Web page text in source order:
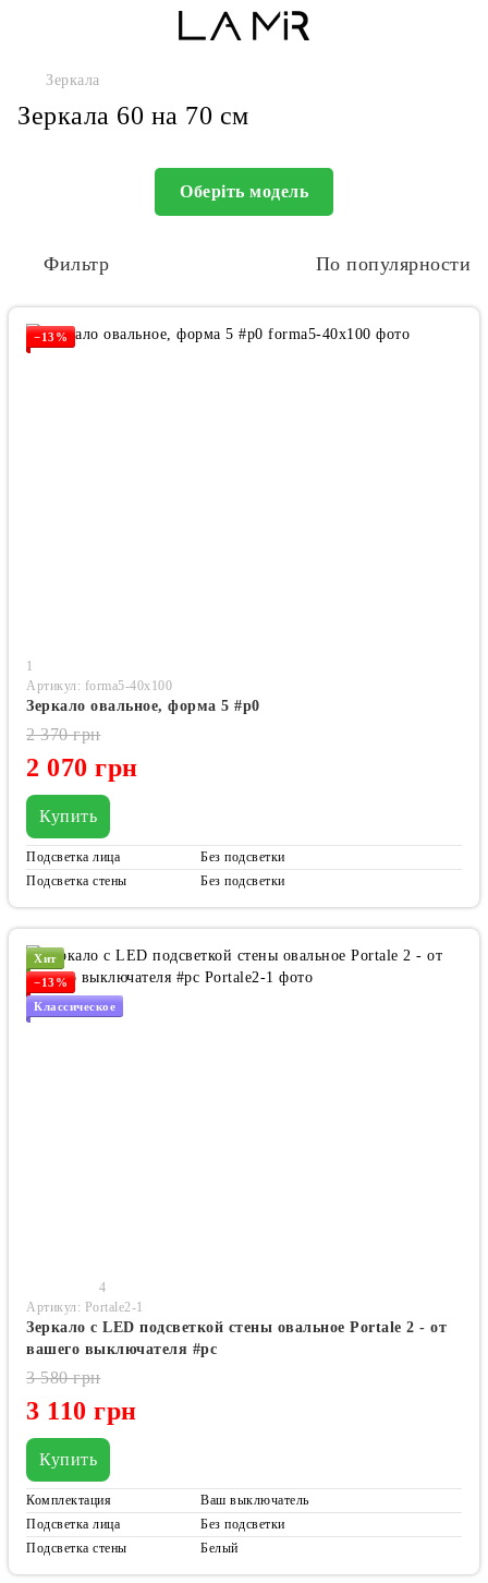
Зеркала
Зеркала 60 на 70 см
Оберіть модель
Фильтр По популярности
−13%
1
Артикул: forma5-40x100
Зеркало овальное, форма 5 #p0
2 070 грн
2 370 грн
Купить
Подсветка лица
Без подсветки
Подсветка стены
Без подсветки
Хит
−13%
Классическое
4
Артикул: Portale2-1
Зеркало с LED подсветкой стены овальное Portale 2 - от
вашего выключателя #pc
3 110 грн
3 580 грн
Купить
Комплектация
Ваш выключатель
Подсветка лица
Без подсветки
Подсветка стены
Белый